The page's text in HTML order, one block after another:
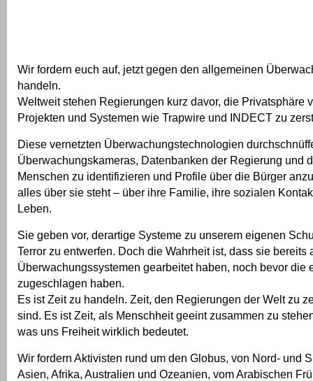
Wir fordern euch auf, jetzt gegen den allgemeinen
handeln.
Weltweit stehen Regierungen kurz davor, die Privatsphäre
Projekten und Systemen wie Trapwire und INDECT zu
Diese vernetzten Überwachungstechnologien
Überwachungskameras, Datenbanken der Regierung und
Menschen zu identifizieren und Profile über die Bürger
alles über sie steht – über ihre Familie, ihre sozialen
Leben.
Sie geben vor, derartige Systeme zu unserem eigenen
Terror zu entwerfen. Doch die Wahrheit ist, dass sie bereits
Überwachungssystemen gearbeitet haben, noch bevor die
zugeschlagen haben.
Es ist Zeit zu handeln. Zeit, den Regierungen der Welt zu
sind. Es ist Zeit, als Menschheit geeint zusammen zu
was uns Freiheit wirklich bedeutet.
Wir fordern Aktivisten rund um den Globus, von Nord- und
Asien, Afrika, Australien und Ozeanien, vom Arabischen